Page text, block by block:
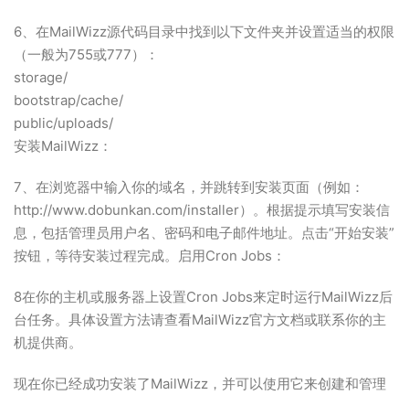
6、在MailWizz源代码目录中找到以下文件夹并设置适当的权限
（一般为755或777）：
storage/
bootstrap/cache/
public/uploads/
安装MailWizz：
7、在浏览器中输入你的域名，并跳转到安装页面（例如：
http://www.dobunkan.com/installer）。根据提示填写安装信
息，包括管理员用户名、密码和电子邮件地址。点击“开始安装”
按钮，等待安装过程完成。启用Cron Jobs：
8在你的主机或服务器上设置Cron Jobs来定时运行MailWizz后
台任务。具体设置方法请查看MailWizz官方文档或联系你的主
机提供商。
现在你已经成功安装了MailWizz，并可以使用它来创建和管理